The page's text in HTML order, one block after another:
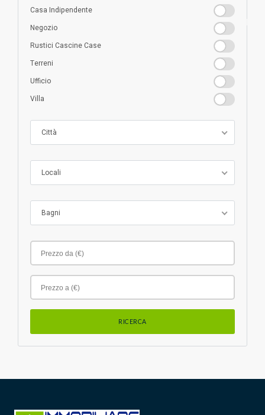
Casa Indipendente
Indipendente
Negozio Negozio
Rustici Cascine Case
Cascine
Case
Terreni
Ufficio
Villa
Città
Locali
Bagni